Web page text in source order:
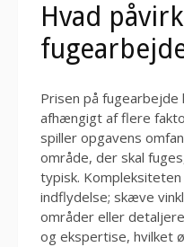
Hvad
Prisen på
afhængigt af flere
spiller opgavens
område, der skal
typisk.
indflydelse; skæve
områder eller
og ekspertise, hvilket